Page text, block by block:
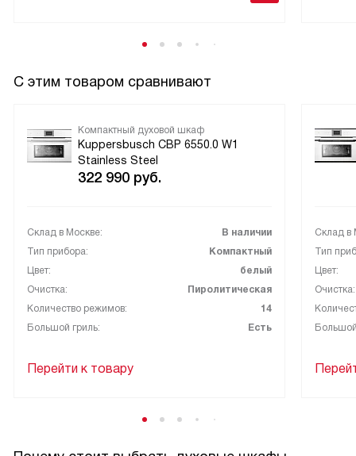
С этим товаром сравнивают
Компактный духовой шкаф
Kuppersbusch CBP 6550.0 W1
Stainless Steel
322 990 руб.
Склад в Москве:
В наличии
Тип прибора:
Компактный
Цвет:
белый
Очистка:
Пиролитическая
Количество режимов:
14
Большой гриль:
Есть
Перейти к товару
Склад в
Тип
Цвет:
Очистка: